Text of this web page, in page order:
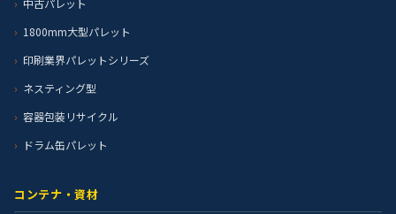
1800mm大型パレット
印刷業界パレットシリーズ
ネスティング型
容器包装リサイクル
ドラム缶パレット
コンテナ・資材